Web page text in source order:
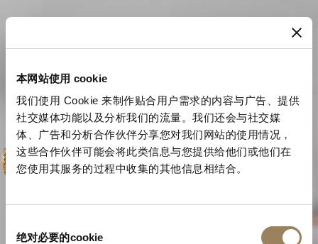
本网站使用 cookie
我们使用 Cookie 来制作贴合用户需求的内容与广告、提供
社交媒体功能以及分析我们的流量。我们还会与社交媒
体、广告和分析合作伙伴分享您对我们网站的使用情况，
这些合作伙伴可能会将此类信息与您提供给他们或他们在
您使用其服务的过程中收集的其他信息相结合。
绝对必要的cookie